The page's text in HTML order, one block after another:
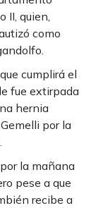
II, quien,
como
, que cumplirá el
fue extirpada
hernia
por la
la mañana
pese a que
recibe a